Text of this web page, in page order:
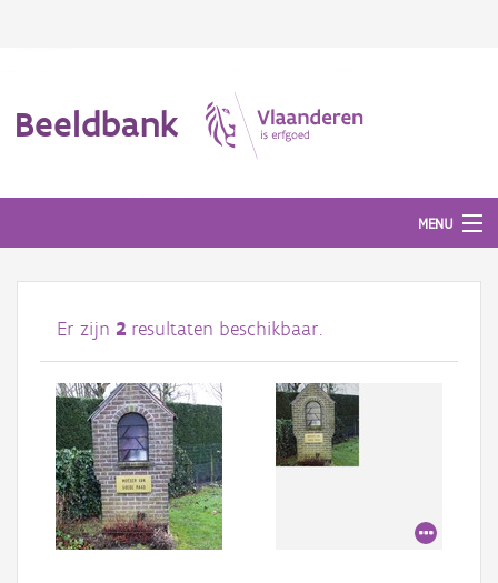
Beeldbank
MENU
Afbeeldingen
#BeeldIndeKijker
Hergebruik
Over ons
Aanmelden
Er zijn 2 resultaten beschikbaar.